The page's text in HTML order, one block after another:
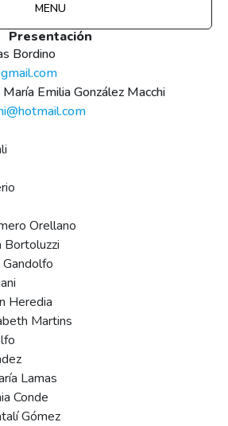
MENU
Presentación
Bordino
María Emilia González Macchi
Orellano
Bortoluzzi
Heredia
Martins
Lamas
Conde
Gómez